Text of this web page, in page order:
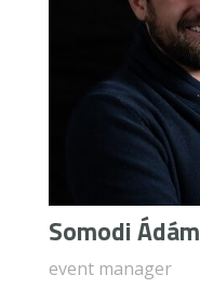
Somodi Ádám
event manager